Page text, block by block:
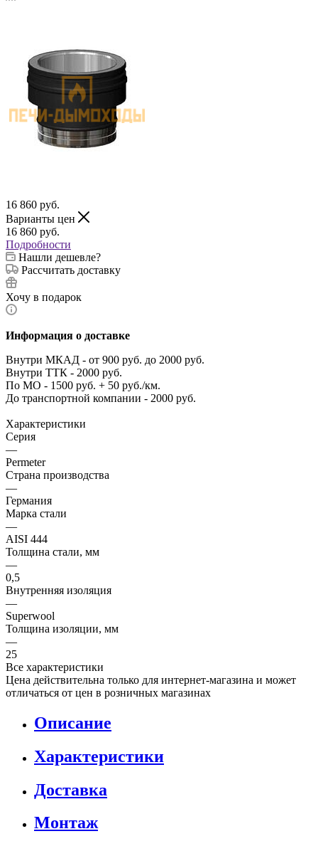
16 860 руб.
Варианты цен
16 860 руб.
Подробности
Нашли дешевле?
Рассчитать доставку
Хочу в подарок
Информация о доставке
Внутри МКАД - от 900 руб. до 2000 руб.
Внутри ТТК - 2000 руб.
По МО - 1500 руб. + 50 руб./км.
До транспортной компании - 2000 руб.
Характеристики
Серия
—
Permeter
Страна производства
—
Германия
Марка стали
—
AISI 444
Толщина стали, мм
—
0,5
Внутренняя изоляция
—
Superwool
Толщина изоляции, мм
—
25
Все характеристики
Цена действительна только для интернет-магазина и может
отличаться от цен в розничных магазинах
Описание
Характеристики
Доставка
Монтаж